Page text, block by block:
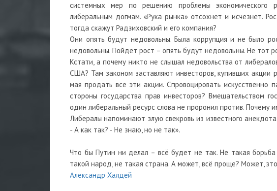
системных мер по решению проблемы экономического
либеральным догмам. «Рука рынка» отсохнет и исчезнет.
тогда скажут Радзиховский и его компания?
Они опять будут недовольны. Была коррупция и не было
недовольны. Пойдёт рост – опять будут недовольны. Не тот
Кстати, а почему никто не слышал недовольства от
США? Там законом заставляют инвесторов, купивших акции
мая продать все эти акции. Спровоцировать
стороны государства прав инвесторов? Вмешательством
один либеральный ресурс слова не проронил против. Почему
Либералы напоминают злую свекровь из известного
- А как так? - Не знаю, но не так».
Что бы Путин ни делал – всё будет не так. Не такая
такой народ, не такая страна. А может, всё проще? Может,
Александр Халдей